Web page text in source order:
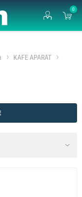
0
KAFE APARAT